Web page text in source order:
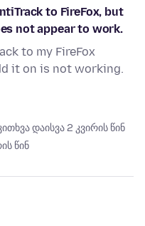
to FireFox, but
not appear to work.
to my FireFox
it on is not working.
დაისვა 2 კვირის წინ
წინ